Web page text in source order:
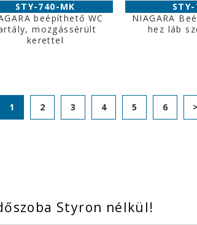
STY-740-MK
beépíthető WC
mozgássérült
kerettel
NIAGARA
hez láb
1 2 3 4 5 6 >
Styron nélkül!